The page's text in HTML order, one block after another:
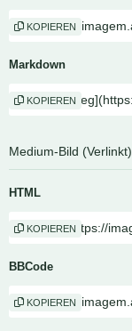
KOPIEREN
Markdown
KOPIEREN
Medium-Bild (Verlinkt)
HTML
KOPIEREN
BBCode
KOPIEREN